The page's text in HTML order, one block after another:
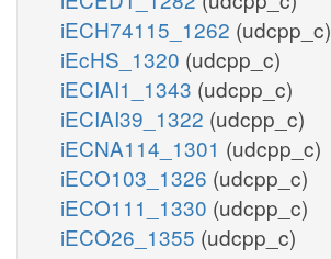
iECH74115_1262 (udcpp_c)
iEcHS_1320 (udcpp_c)
iECIAI1_1343 (udcpp_c)
iECIAI39_1322 (udcpp_c)
iECNA114_1301 (udcpp_c)
iECO103_1326 (udcpp_c)
iECO111_1330 (udcpp_c)
iECO26_1355 (udcpp_c)